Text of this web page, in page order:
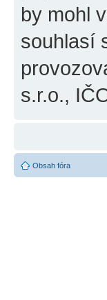
by mohl
souhlasí
s.r.o.,
Obsah fóra